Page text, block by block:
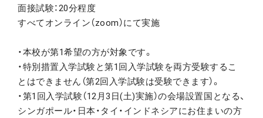
面接試験：20分程度
すべてオンライン（zoom）にて実施
・本校が第1希望の方が対象です。
・特別措置入学試験と第1回入学試験を両方受験するこ
とはできません（第2回入学試験は受験できます）。
・第1回入学試験（12月3日(土)実施）の会場設置国となる、
シンガポール・日本・タイ・インドネシアにお住まいの方